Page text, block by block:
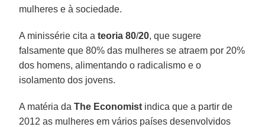
mulheres e à sociedade.
A minissérie cita ateoria 80/20, que sugere
falsamente que 80% das mulheres se atraem por 20%
dos homens, alimentando o radicalismo e o
isolamento dos jovens.
A matéria daThe Economist indica que a partir de
2012 as mulheres em vários países desenvolvidos